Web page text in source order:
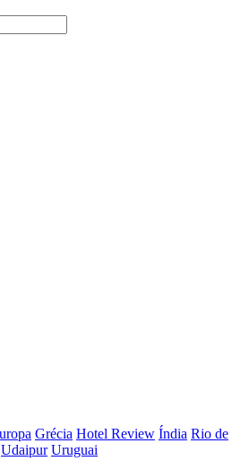
Grécia Hotel Review Índia Rio de
Udaipur Uruguai